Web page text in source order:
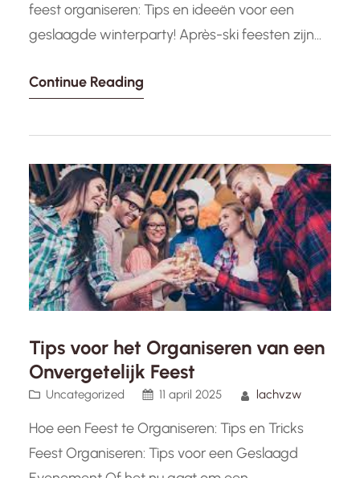
feest organiseren: Tips en ideeën voor een
geslaagde winterparty! Après-ski feesten zijn
van de Alpen naar huis te brengen. Of je nu een
de feestelijke ambiance, het organiseren van
Continue Reading
Tips voor het Organiseren van een
Onvergetelijk Feest
Uncategorized 11 april 2025 lachvzw
Hoe een Feest te Organiseren: Tips en Tricks
Feest Organiseren: Tips voor een Geslaagd